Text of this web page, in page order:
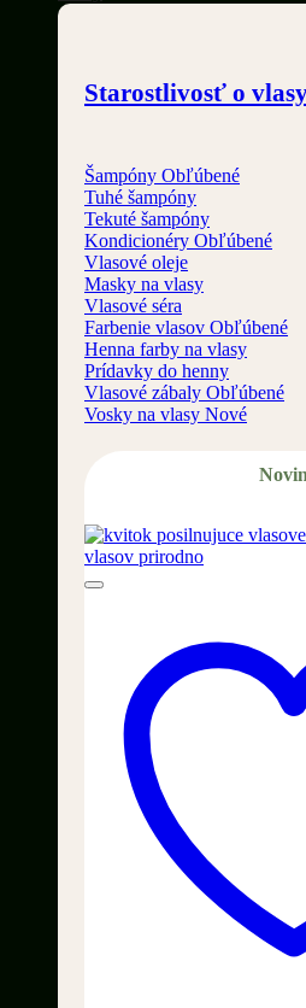
Starostlivosť o
Šampóny
Tuhé šampóny
Tekuté šampóny
Kondicionéry
Vlasové oleje
Masky na vlasy
Vlasové séra
Farbenie vlasov
Henna farby na vlasy
Prídavky do henny
Vlasové zábaly
Vosky na vlasy